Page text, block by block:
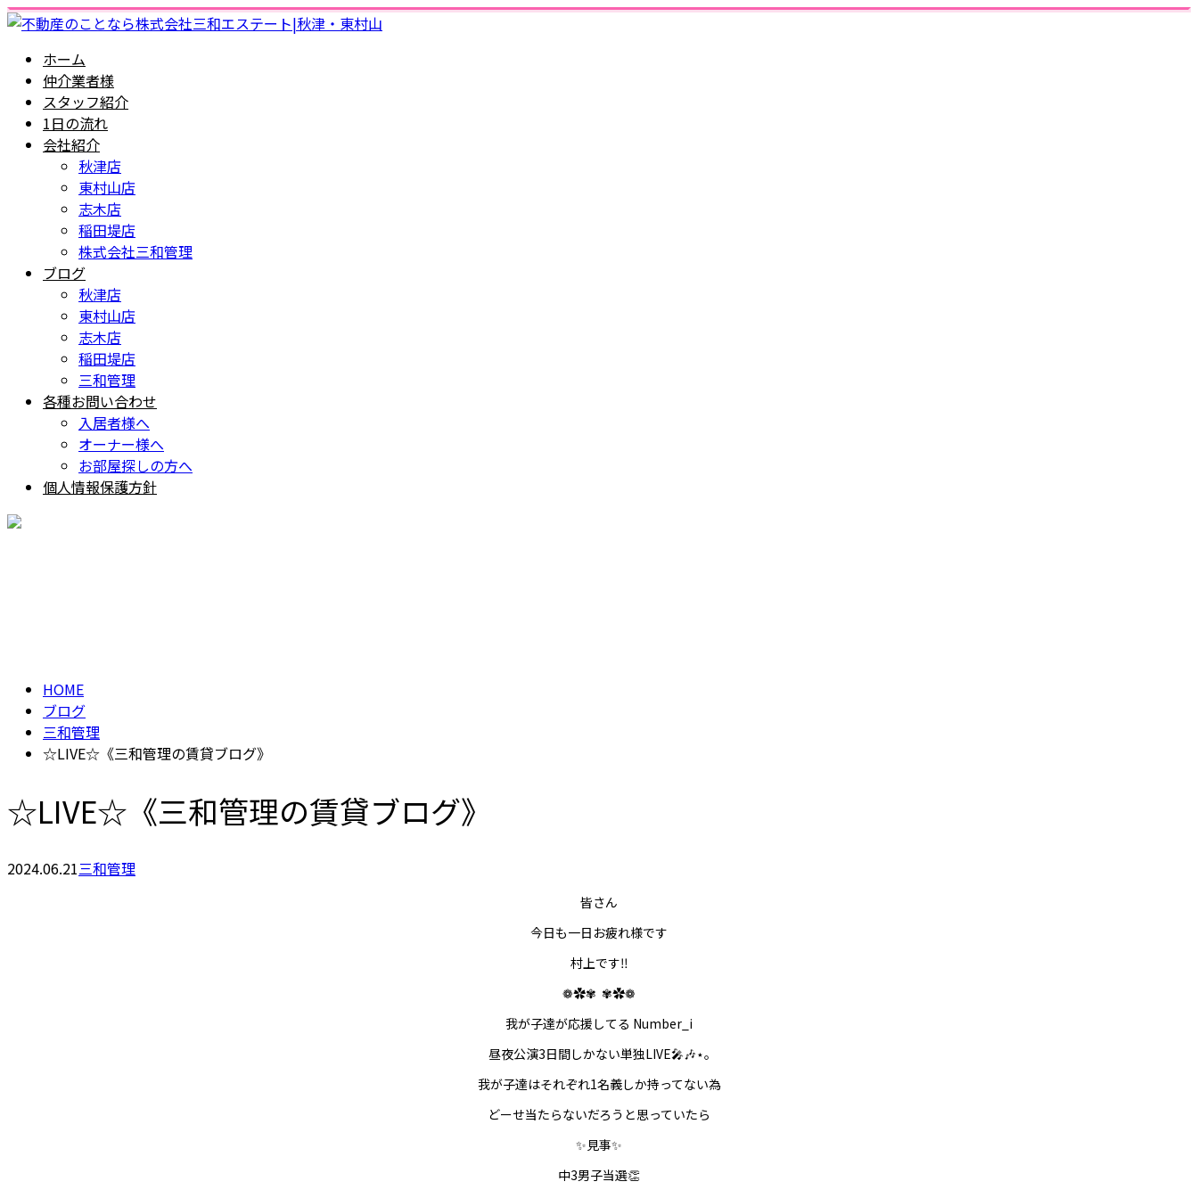
ホーム
仲介業者様
スタッフ紹介
1日の流れ
会社紹介
秋津店
東村山店
志木店
稲田堤店
株式会社三和管理
ブログ
秋津店
東村山店
志木店
稲田堤店
三和管理
各種お問い合わせ
入居者様へ
オーナー様へ
お部屋探しの方へ
個人情報保護方針
HOME
ブログ
三和管理
☆LIVE☆《三和管理の賃貸ブログ》
☆LIVE☆《三和管理の賃貸ブログ》
2024.06.21三和管理
皆さん
今日も一日お疲れ様です
村上です‼︎
❁✿✾ ✾✿❁
我が子達が応援してる Number_i
昼夜公演3日間しかない単独LIVE🎤🎶⋆｡
我が子達はそれぞれ1名義しか持ってない為
どーせ当たらないだろうと思っていたら
✨️見事✨️
中3男子当選👏